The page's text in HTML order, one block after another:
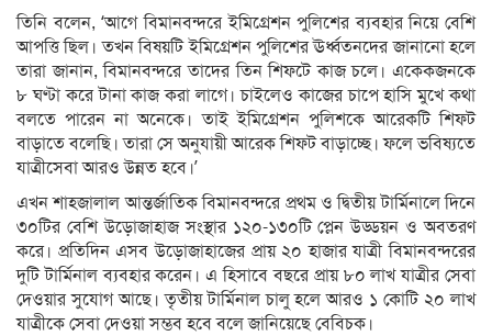
তিনি বলেন, ‘আগে বিমানবন্দরে ইমিগ্রেশন পুলিশের ব্যবহার নিয়ে বেশি
আপত্তি ছিল। তখন বিষয়টি ইমিগ্রেশন পুলিশের ঊর্ধ্বতনদের জানানো হলে
তারা জানান, বিমানবন্দরে তাদের তিন শিফটে কাজ চলে। একেকজনকে
৮ ঘণ্টা করে টানা কাজ করা লাগে। চাইলেও কাজের চাপে হাসি মুখে কথা
বলতে পারেন না অনেকে। তাই ইমিগ্রেশন পুলিশকে আরেকটি শিফট
বাড়াতে বলেছি। তারা সে অনুযায়ী আরেক শিফট বাড়াচ্ছে। ফলে ভবিষ্যতে
যাত্রীসেবা আরও উন্নত হবে।’
এখন শাহজালাল আন্তর্জাতিক বিমানবন্দরে প্রথম ও দ্বিতীয় টার্মিনালে দিনে
৩০টির বেশি উড়োজাহাজ সংস্থার ১২০-১৩০টি প্লেন উড্ডয়ন ও অবতরণ
করে। প্রতিদিন এসব উড়োজাহাজের প্রায় ২০ হাজার যাত্রী বিমানবন্দরের
দুটি টার্মিনাল ব্যবহার করেন। এ হিসাবে বছরে প্রায় ৮০ লাখ যাত্রীর সেবা
দেওয়ার সুযোগ আছে। তৃতীয় টার্মিনাল চালু হলে আরও ১ কোটি ২০ লাখ
যাত্রীকে সেবা দেওয়া সম্ভব হবে বলে জানিয়েছে বেবিচক।